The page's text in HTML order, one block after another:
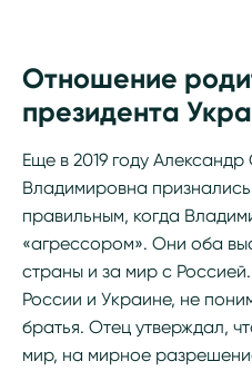
Отношение
президента
Еще в 2019 году
Владимировна
правильным, когда
«агрессором». Они оба
страны и за мир с
России и Украине, не
братья. Отец утверждал,
мир, на мирное